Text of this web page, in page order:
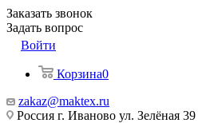
Заказать звонок
Задать вопрос
Войти
Корзина0
zakaz@maktex.ru
Россия г. Иваново ул. Зелёная 39